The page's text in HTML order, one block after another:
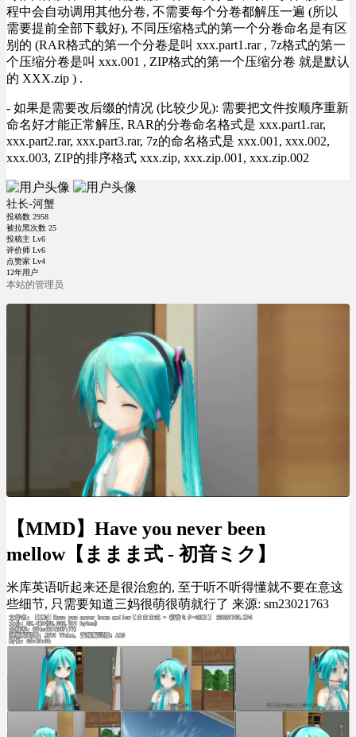
程中会自动调用其他分卷, 不需要每个分卷都解压一遍 (所以
需要提前全部下载好), 不同压缩格式的第一个分卷命名是有区
别的 (RAR格式的第一个分卷是叫 xxx.part1.rar , 7z格式的第一
个压缩分卷是叫 xxx.001 , ZIP格式的第一个压缩分卷 就是默认
的 XXX.zip ) .
- 如果是需要改后缀的情况 (比较少见): 需要把文件按顺序重新
命名好才能正常解压, RAR的分卷命名格式是 xxx.part1.rar,
xxx.part2.rar, xxx.part3.rar, 7z的命名格式是 xxx.001, xxx.002,
xxx.003, ZIP的排序格式 xxx.zip, xxx.zip.001, xxx.zip.002
社长-河蟹
投稿数 2958
被拉黑次数 25
投稿主 Lv6
评价师 Lv6
点赞家 Lv4
12年用户
本站的管理员
【MMD】Have you never been
mellow【ままま式 - 初音ミク】
米库英语听起来还是很治愈的, 至于听不听得懂就不要在意这
些细节, 只需要知道三妈很萌很萌就行了 来源: sm23021763